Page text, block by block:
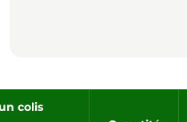
colis